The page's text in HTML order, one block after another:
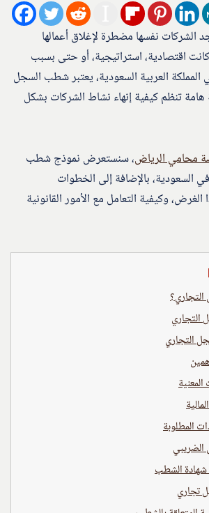
الشركات نفسها مضطرة لإغلاق أعمالها
اقتصادية، استراتيجية، أو حتى بسبب
العربية السعودية، يعتبر شطب السجل
تنظم كيفية إنهاء نشاط الشركات بشكل
محامي الرياض، سنستعرض نموذج شطب
بالإضافة إلى الخطوات
الغرض، وكيفية التعامل مع الأمور القانونية
التجاري
تجاري